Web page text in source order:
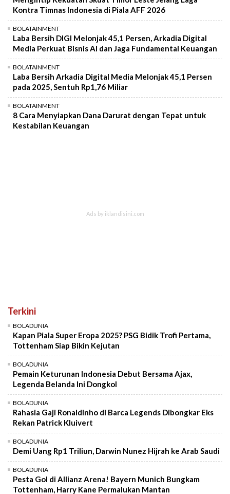
Kontra Timnas Indonesia di Piala AFF 2026
BOLATAINMENT
Laba Bersih DIGI Melonjak 45,1 Persen, Arkadia Digital
Media Perkuat Bisnis AI dan Jaga Fundamental Keuangan
BOLATAINMENT
Laba Bersih Arkadia Digital Media Melonjak 45,1 Persen
pada 2025, Sentuh Rp1,76 Miliar
BOLATAINMENT
8 Cara Menyiapkan Dana Darurat dengan Tepat untuk
Kestabilan Keuangan
Terkini
BOLADUNIA
Kapan Piala Super Eropa 2025? PSG Bidik Trofi Pertama,
Tottenham Siap Bikin Kejutan
BOLADUNIA
Pemain Keturunan Indonesia Debut Bersama Ajax,
Legenda Belanda Ini Dongkol
BOLADUNIA
Rahasia Gaji Ronaldinho di Barca Legends Dibongkar Eks
Rekan Patrick Kluivert
BOLADUNIA
Demi Uang Rp1 Triliun, Darwin Nunez Hijrah ke Arab Saudi
BOLADUNIA
Pesta Gol di Allianz Arena! Bayern Munich Bungkam
Tottenham, Harry Kane Permalukan Mantan